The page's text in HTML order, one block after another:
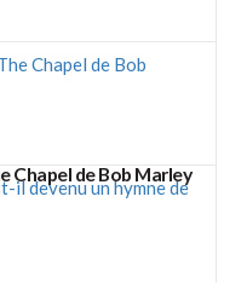
Chapel de Bob Marley